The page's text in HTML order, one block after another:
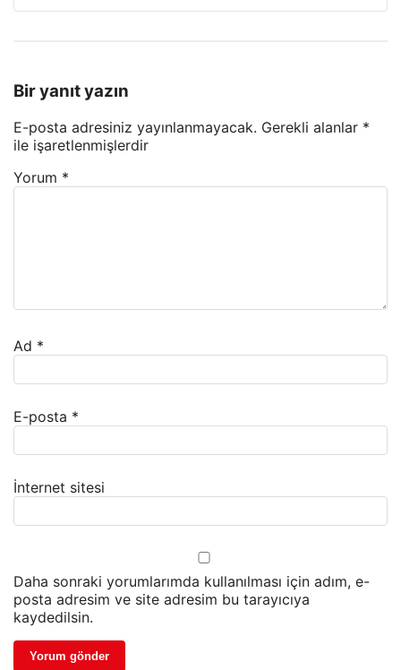
Bir yanıt yazın
E-posta adresiniz yayınlanmayacak. Gerekli alanlar *
ile işaretlenmişlerdir
Yorum *
Ad *
E-posta *
İnternet sitesi
Daha sonraki yorumlarımda kullanılması için adım, e-
posta adresim ve site adresim bu tarayıcıya
kaydedilsin.